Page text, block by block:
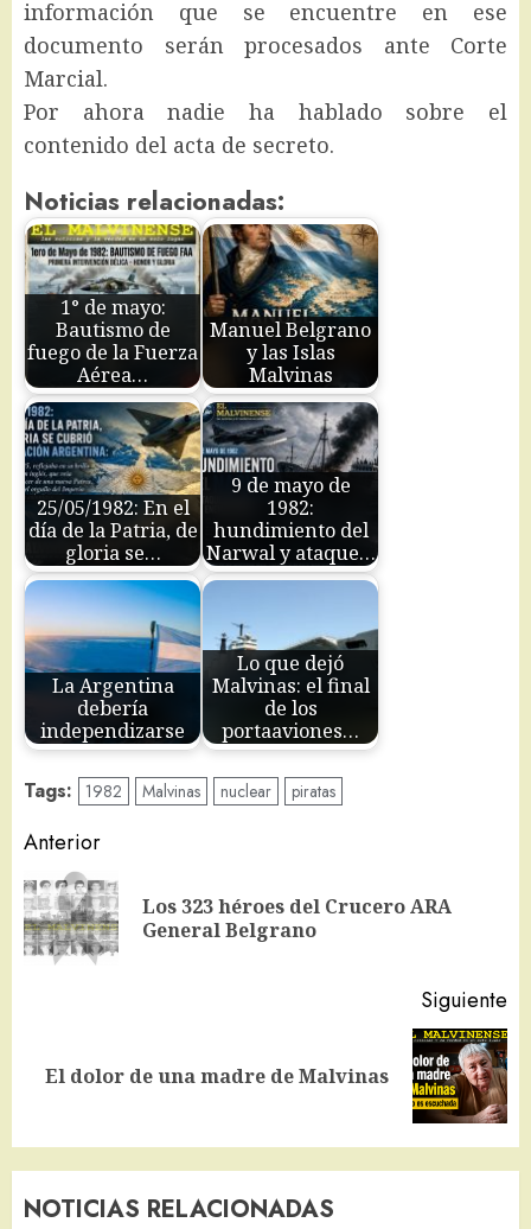
información que se encuentre en ese
documento serán procesados ante Corte
Marcial.
Por ahora nadie ha hablado sobre el
contenido del acta de secreto.
Noticias relacionadas:
1° de mayo:
Bautismo de
fuego de la Fuerza
Aérea…
Manuel Belgrano
y las Islas
Malvinas
25/05/1982: En el
día de la Patria, de
gloria se…
9 de mayo de
1982:
hundimiento del
Narwal y ataque…
La Argentina
debería
independizarse
Lo que dejó
Malvinas: el final
de los
portaaviones…
Tags: 1982 Malvinas nuclear piratas
Navegación
de
entradas
Anterior
Los 323 héroes del Crucero ARA
General Belgrano
Siguiente
Siguiente
El dolor de una madre de Malvinas
NOTICIAS RELACIONADAS